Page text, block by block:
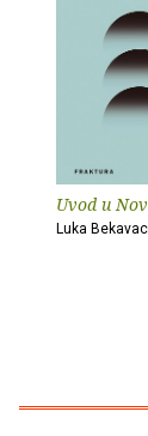
Uvod u
Luka Bekavac